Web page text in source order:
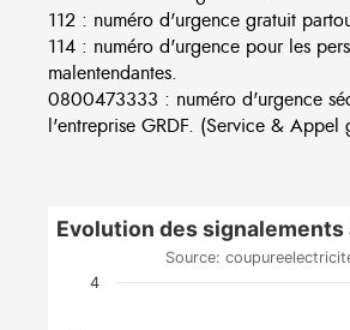
112 : numéro d'urgence gratuit
114 : numéro d'urgence pour les
malentendantes.
0800473333 : numéro d'urgence
l'entreprise GRDF. (Service & Appel
Evolution des
Source:
4